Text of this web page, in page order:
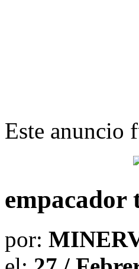
Este anuncio
empacador
por: